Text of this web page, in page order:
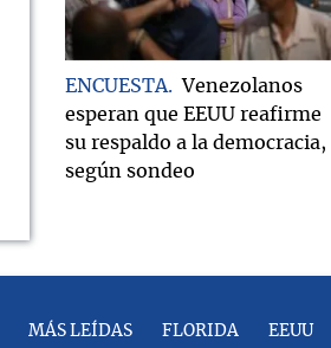
ENCUESTA
Venezolanos
esperan que EEUU reafirme
su respaldo a la democracia,
según sondeo
MÁS LEÍDAS FLORIDA EEUU